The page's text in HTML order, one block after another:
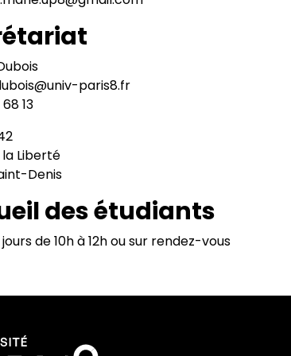
de printemps 2025 - 2026
comparé
avec l’auteur
Museums at Home
paris8.fr
13
Liberté
Denis
des étudiants
de 10h à 12h ou sur rendez-vous